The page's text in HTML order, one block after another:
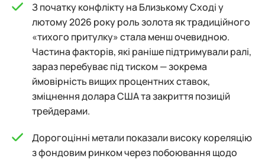
З початку конфлікту на Близькому Сході у
лютому 2026 року роль золота як традиційного
«тихого притулку» стала менш очевидною.
Частина факторів, які раніше підтримували ралі,
зараз перебуває під тиском — зокрема
ймовірність вищих процентних ставок,
зміцнення долара США та закриття позицій
трейдерами.
Дорогоцінні метали показали високу кореляцію
з фондовим ринком через побоювання щодо